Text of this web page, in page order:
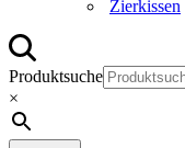
Zierkissen
Produktsuche
×